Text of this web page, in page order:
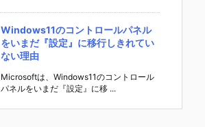
Windows11のコントロールパネル
をいまだ『設定』に移行しきれてい
ない理由
Microsoftは、Windows11のコントロール
パネルをいまだ『設定』に移 ...